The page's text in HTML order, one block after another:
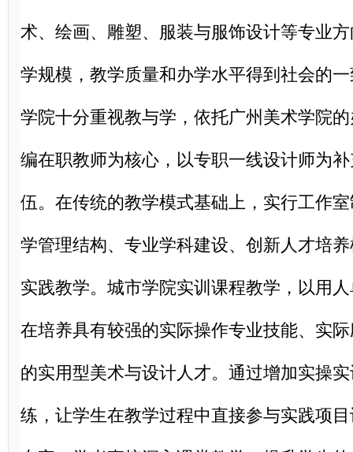
术、绘画、雕塑、服装与服饰设计等专业
学规模，教学质量和办学水平得到社会的
学院十分重视教与学，依托广州美术学院
编在职教师为核心，以专职一线设计师为
伍。在传统的教学模式基础上，实行工作
学管理结构、专业学科建设、创新人才培
实践教学。城市学院实训课程教学，以用
在培养具有较强的实际操作专业技能、实
的实用型美术与设计人才。通过增加实操
练，让学生在教学过程中直接参与实践项